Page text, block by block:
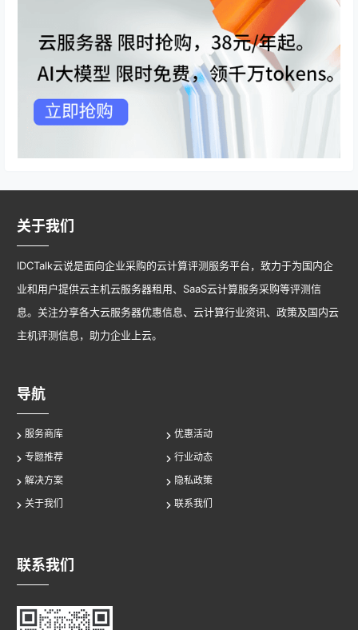
关于我们
IDCTalk云说是面向企业采购的云计算评测服务平台，致力于为国内企
业和用户提供云主机云服务器租用、SaaS云计算服务采购等评测信
息。关注分享各大云服务器优惠信息、云计算行业资讯、政策及国内云
主机评测信息，助力企业上云。
导航
服务商库
优惠活动
专题推荐
行业动态
解决方案
隐私政策
关于我们
联系我们
联系我们